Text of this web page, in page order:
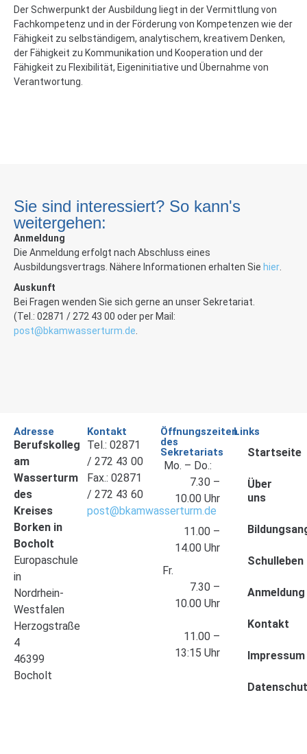
Der Schwerpunkt der Ausbildung liegt in der Vermittlung von
Fachkompetenz und in der Förderung von Kompetenzen wie der
Fähigkeit zu selbständigem, analytischem, kreativem Denken,
der Fähigkeit zu Kommunikation und Kooperation und der
Fähigkeit zu Flexibilität, Eigeninitiative und Übernahme von
Verantwortung.
Sie sind interessiert? So kann's
weitergehen:
Anmeldung
Die Anmeldung erfolgt nach Abschluss eines
Ausbildungsvertrags. Nähere Informationen erhalten Sie hier
Auskunft
Bei Fragen wenden Sie sich gerne an unser Sekretariat.
(Tel.: 02871 / 272 43 00 oder per Mail:
post@bkamwasserturm.de
Adresse
Berufskolleg
am
Wasserturm
des
Kreises
Borken in
Bocholt
Europaschule
in
Nordrhein-
Westfalen
Herzogstraße
4
46399
Bocholt
Kontakt
Tel.: 02871
/ 272 43 00
Fax.: 02871
/ 272 43 60
post@bkamwasserturm.de
Öffnungszeiten
des
Sekretariats
Mo. – Do.:
7.30 –
10.00 Uhr
11.00 –
14.00 Uhr
Fr.
7.30 –
10.00 Uhr
11.00 –
13:15 Uhr
Links
Startseite
Über
uns
Schulleben
Anmeldung
Kontakt
Impressum